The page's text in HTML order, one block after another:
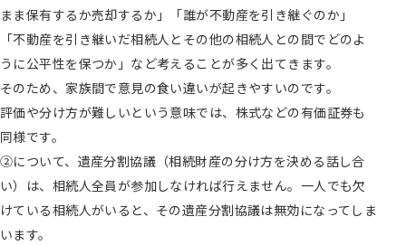
まま保有するか売却するか」「誰が不動産を引き継ぐのか」
「不動産を引き継いだ相続人とその他の相続人との間でどのよ
うに公平性を保つか」など考えることが多く出てきます。
そのため、家族間で意見の食い違いが起きやすいのです。
評価や分け方が難しいという意味では、株式などの有価証券も
同様です。
②について、遺産分割協議（相続財産の分け方を決める話し合
い）は、相続人全員が参加しなければ行えません。一人でも欠
けている相続人がいると、その遺産分割協議は無効になってしま
います。